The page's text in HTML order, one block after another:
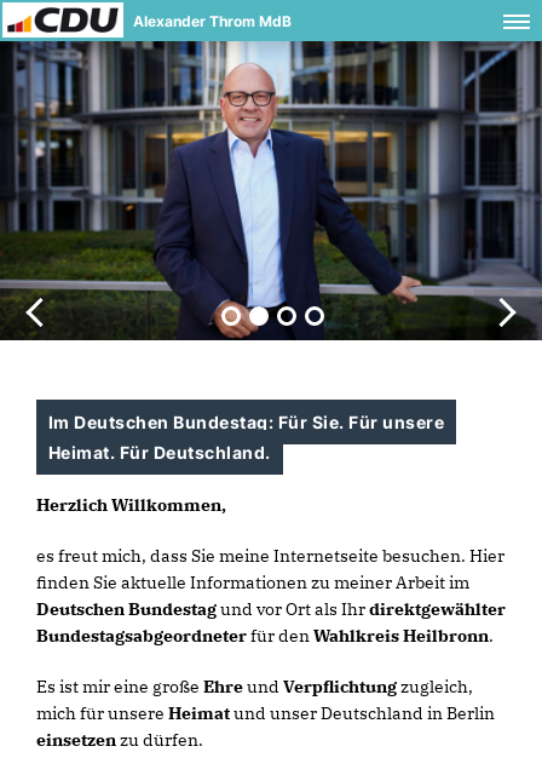
Alexander Throm MdB
Im Deutschen Bundestag: Für Sie. Für unsere
Heimat. Für Deutschland.
Herzlich Willkommen,
es freut mich, dass Sie meine Internetseite besuchen. Hier
finden Sie aktuelle Informationen zu meiner Arbeit im
Deutschen Bundestagund vor Ort als Ihrdirektgewählter
Bundestagsabgeordneterfür denWahlkreis Heilbronn.
Es ist mir eine große Ehreund Verpflichtungzugleich,
mich für unsere Heimatund unser Deutschland in Berlin
einsetzenzu dürfen.